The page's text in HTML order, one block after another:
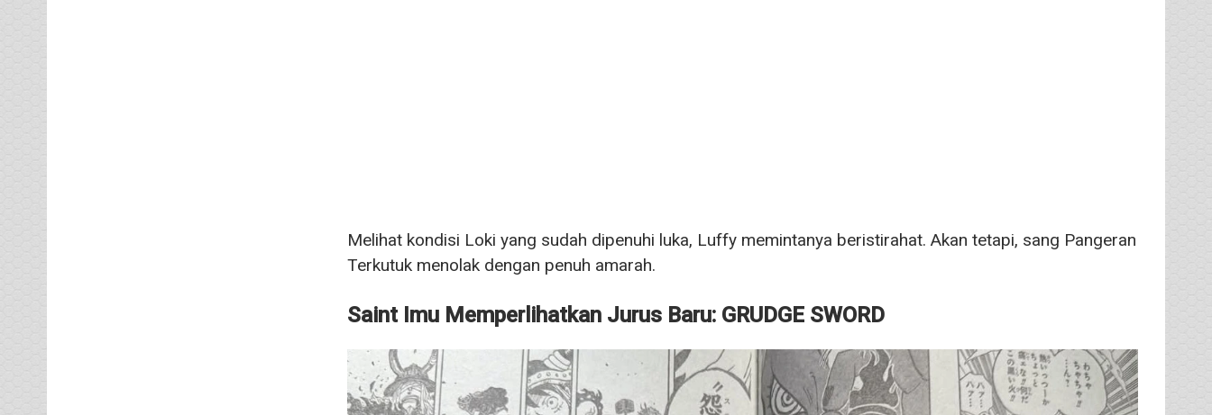
Melihat kondisi Loki yang sudah dipenuhi luka, Luffy memintanya beristirahat. Akan tetapi, sang Pangeran
Terkutuk menolak dengan penuh amarah.
Saint Imu Memperlihatkan Jurus Baru: GRUDGE SWORD